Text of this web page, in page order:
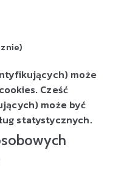
może
Cześć
może być
statystycznych.